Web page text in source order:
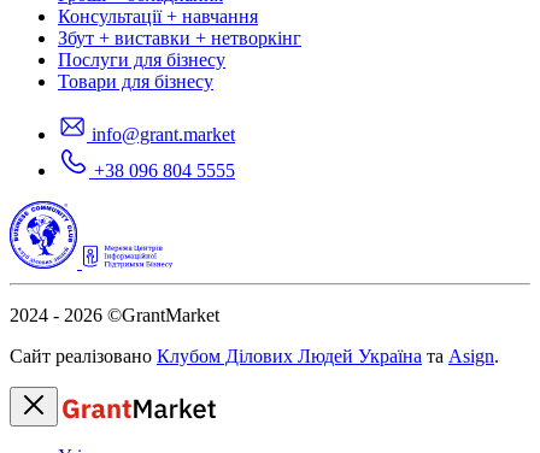
Консультації + навчання
Збут + виставки + нетворкінг
Послуги для бізнесу
Товари для бізнесу
info@grant.market
+38 096 804 5555
2024 - 2026 ©GrantMarket
Сайт реалізовано Клубом Ділових Людей Україна та Asign.